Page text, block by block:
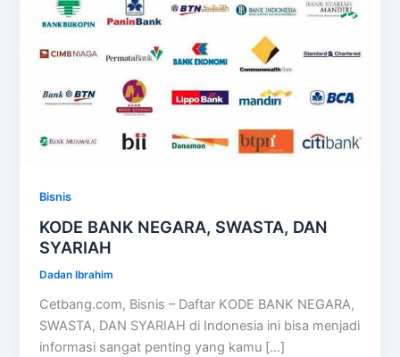
Bisnis
KODE BANK NEGARA, SWASTA, DAN
SYARIAH
Dadan Ibrahim
Cetbang.com, Bisnis – Daftar KODE BANK NEGARA,
SWASTA, DAN SYARIAH di Indonesia ini bisa menjadi
informasi sangat penting yang kamu […]